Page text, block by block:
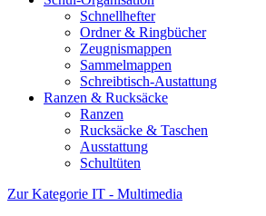
Schnellhefter
Ordner & Ringbücher
Zeugnismappen
Sammelmappen
Schreibtisch-Austattung
Ranzen & Rucksäcke
Ranzen
Rucksäcke & Taschen
Ausstattung
Schultüten
Zur Kategorie IT - Multimedia